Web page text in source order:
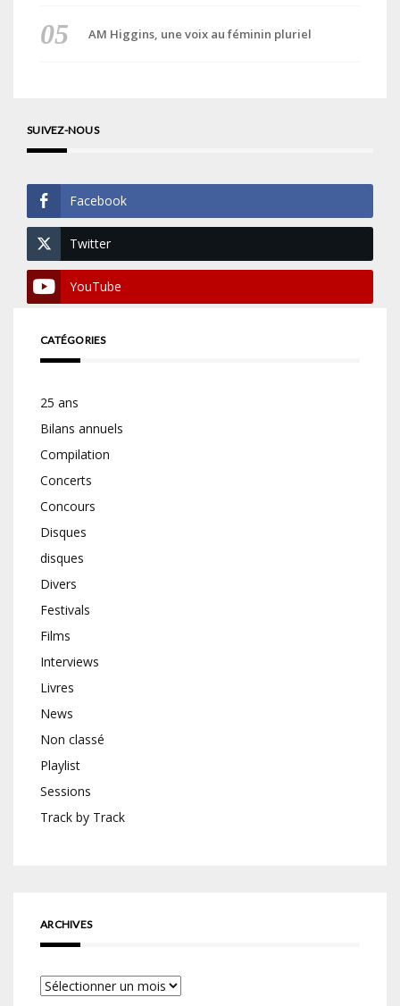
AM Higgins, une voix au féminin pluriel
SUIVEZ-NOUS
Facebook
Twitter
YouTube
CATÉGORIES
25 ans
Bilans annuels
Compilation
Concerts
Concours
Disques
disques
Divers
Festivals
Films
Interviews
Livres
News
Non classé
Playlist
Sessions
Track by Track
ARCHIVES
Archives